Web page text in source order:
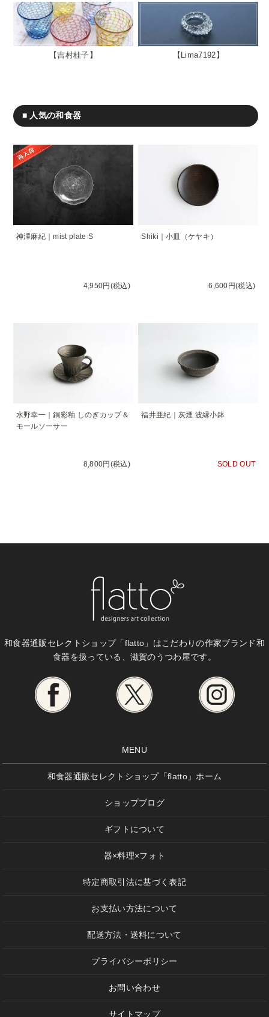
吉村桂子 Lima7192
■ 人気の和食器
神澤麻紀｜mist plate S
4,950円(税込)
Shiki｜小皿（ケヤキ）
6,600円(税込)
水野幸一｜銅彩釉 しのぎカップ＆
モールソーサー
8,800円(税込)
福井亜紀｜灰煙 波縁小鉢
SOLD OUT
和食器通販セレクトショップ「flatto」はこだわりの作家ブランド和
食器を扱っている、滋賀のうつわ屋です。
MENU
和食器通販セレクトショップ「flatto」ホーム
ショップブログ
ギフトについて
器×料理×フォト
特定商取引法に基づく表記
お支払い方法について
配送方法・送料について
プライバシーポリシー
お問い合わせ
サイトマップ